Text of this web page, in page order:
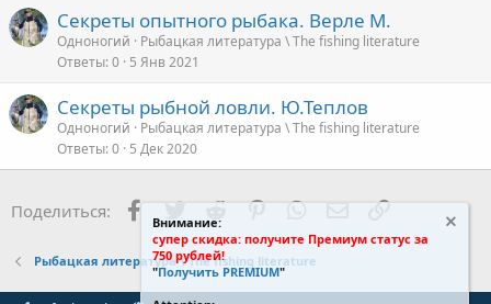
Секреты опытного рыбака. Верле М.
Одноногий
Рыбацкая литература \ The fishing literature
Ответы 0 5 Янв 2021
Секреты рыбной ловли. Ю.Теплов
Одноногий
Рыбацкая литература \ The fishing literature
Ответы 0 5 Дек 2020
Поделиться: Facebook
TwitterRedditPinterestWhatsAppЭлектронная
Ссылка
Рыбацкая литература \ The fishing literature
Внимание:
супер скидка: получите Премиум статус за
750 рублей!
"Получить PREMIUM"